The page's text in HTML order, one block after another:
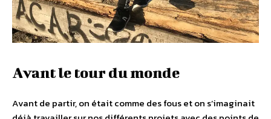
Avant le tour du monde
Avant de partir, on était comme des fous et on s’imaginait